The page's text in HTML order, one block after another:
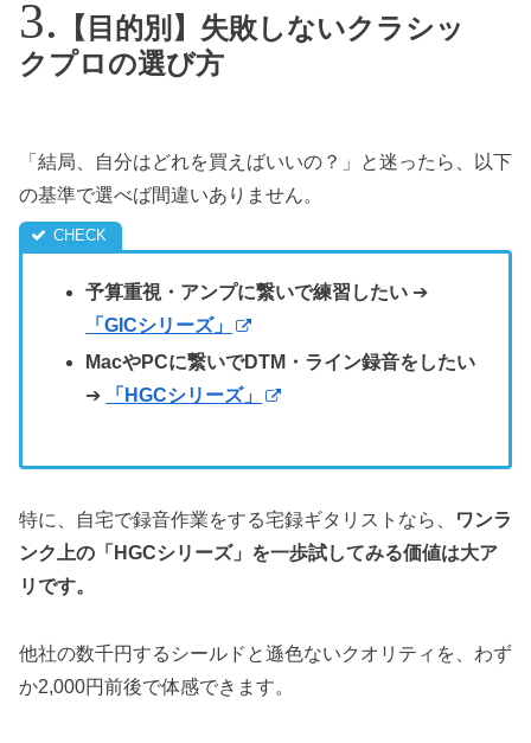
【目的別】失敗しないクラシッ
クプロの選び方
「結局、自分はどれを買えばいいの？」と迷ったら、以下
の基準で選べば間違いありません。
予算重視・アンプに繋いで練習したい ➔
「GICシリーズ」
MacやPCに繋いでDTM・ライン録音をしたい
➔
「HGCシリーズ」
特に、自宅で録音作業をする宅録ギタリストなら、
ワンラ
ンク上の「HGCシリーズ」を一歩試してみる価値は大ア
リです。
他社の数千円するシールドと遜色ないクオリティを、わず
か2,000円前後で体感できます。